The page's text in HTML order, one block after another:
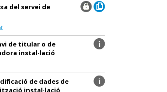
del servei de
de titular o de
instal·lació
de dades de
instal·lació